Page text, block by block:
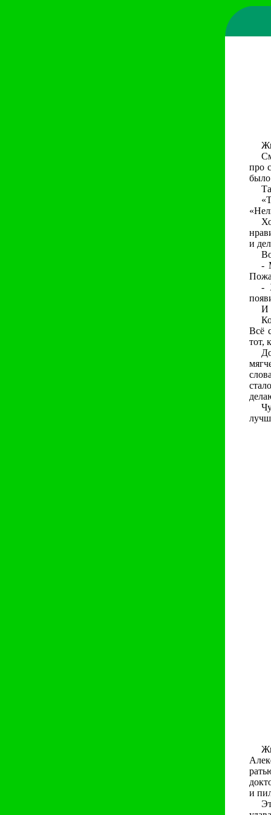
про
и
-
-
И
Всё
тот,
и